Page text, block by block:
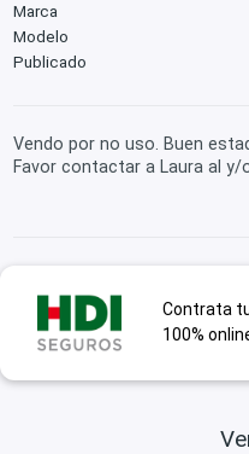
Marca
Modelo
Publicado
Vendo por no uso. Buen
Favor contactar a Laura al y/
Contrata
100%